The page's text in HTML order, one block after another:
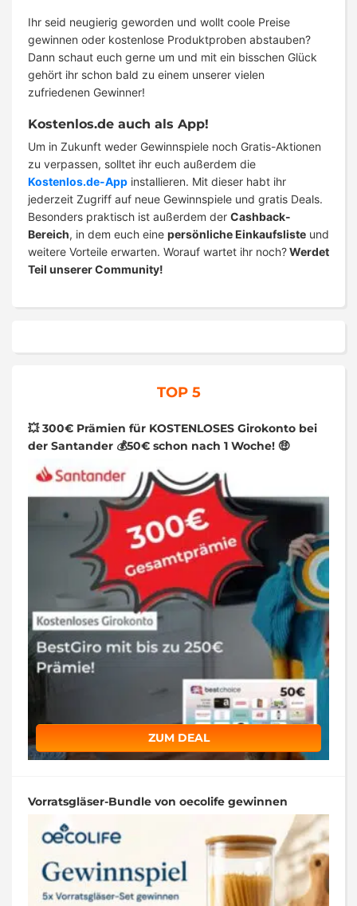
Ihr seid neugierig geworden und wollt coole Preise
gewinnen oder kostenlose Produktproben abstauben?
Dann schaut euch gerne um und mit ein bisschen Glück
gehört ihr schon bald zu einem unserer vielen
zufriedenen Gewinner!
Kostenlos.de auch als App!
Um in Zukunft weder Gewinnspiele noch Gratis-Aktionen
zu verpassen, solltet ihr euch außerdem die
Kostenlos.de-App installieren. Mit dieser habt ihr
jederzeit Zugriff auf neue Gewinnspiele und gratis Deals.
Besonders praktisch ist außerdem der Cashback-
Bereich, in dem euch eine persönliche Einkaufsliste und
weitere Vorteile erwarten. Worauf wartet ihr noch?Werdet
Teil unserer Community!
TOP 5
💥 300€ Prämien für KOSTENLOSES Girokonto bei
der Santander 💰50€ schon nach 1 Woche! 🤑
ZUM DEAL
Vorratsgläser-Bundle von oecolife gewinnen